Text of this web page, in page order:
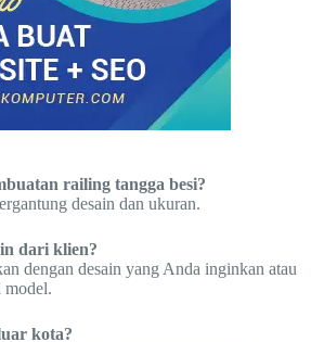
railing tangga besi?
desain dan ukuran.
dari klien?
dengan desain yang Anda inginkan atau
model.
kota?